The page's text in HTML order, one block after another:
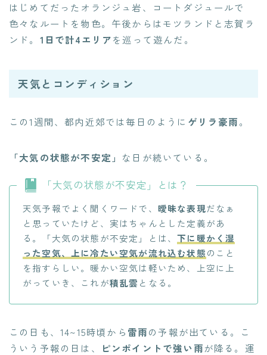
はじめてだったオランジュ岩、コートダジュールで
色々なルートを物色。午後からはモツランドと志賀ラ
ンド。 1日で計4エリアを巡って遊んだ。
天気とコンディション
この1週間、都内近郊では毎日のように ゲリラ豪雨。
「大気の状態が不安定」 な日が続いている。
「大気の状態が不安定」とは？
天気予報でよく聞くワードで、 曖昧な表現だなぁ
と思っていたけど、実はちゃんとした定義があ
る。「大気の状態が不安定」とは、下に暖かく湿
った空気、上に冷たい空気が流れ込む状態のこと
を指すらしい。暖かい空気は軽いため、上空に上
がっていき、これが積乱雲 となる。
この日も、14~15時頃から 雷雨の予報が出ている。こ
ういう予報の日は、
ピンポイントで強い雨が降る。運